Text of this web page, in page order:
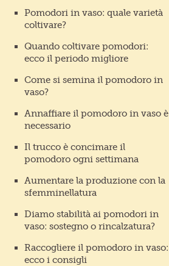
Pomodori in vaso: quale varietà
coltivare?
Quando coltivare pomodori:
ecco il periodo migliore
Come si semina il pomodoro in
vaso?
Annaffiare il pomodoro in vaso è
necessario
Il trucco è concimare il
pomodoro ogni settimana
Aumentare la produzione con la
sfemminellatura
Diamo stabilità ai pomodori in
vaso: sostegno o rincalzatura?
Raccogliere il pomodoro in vaso:
ecco i consigli